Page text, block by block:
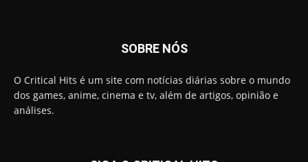
SOBRE NÓS
O Critical Hits é um site com notícias diárias sobre o mundo
dos games, anime, cinema e tv, além de artigos, opinião e
análises.